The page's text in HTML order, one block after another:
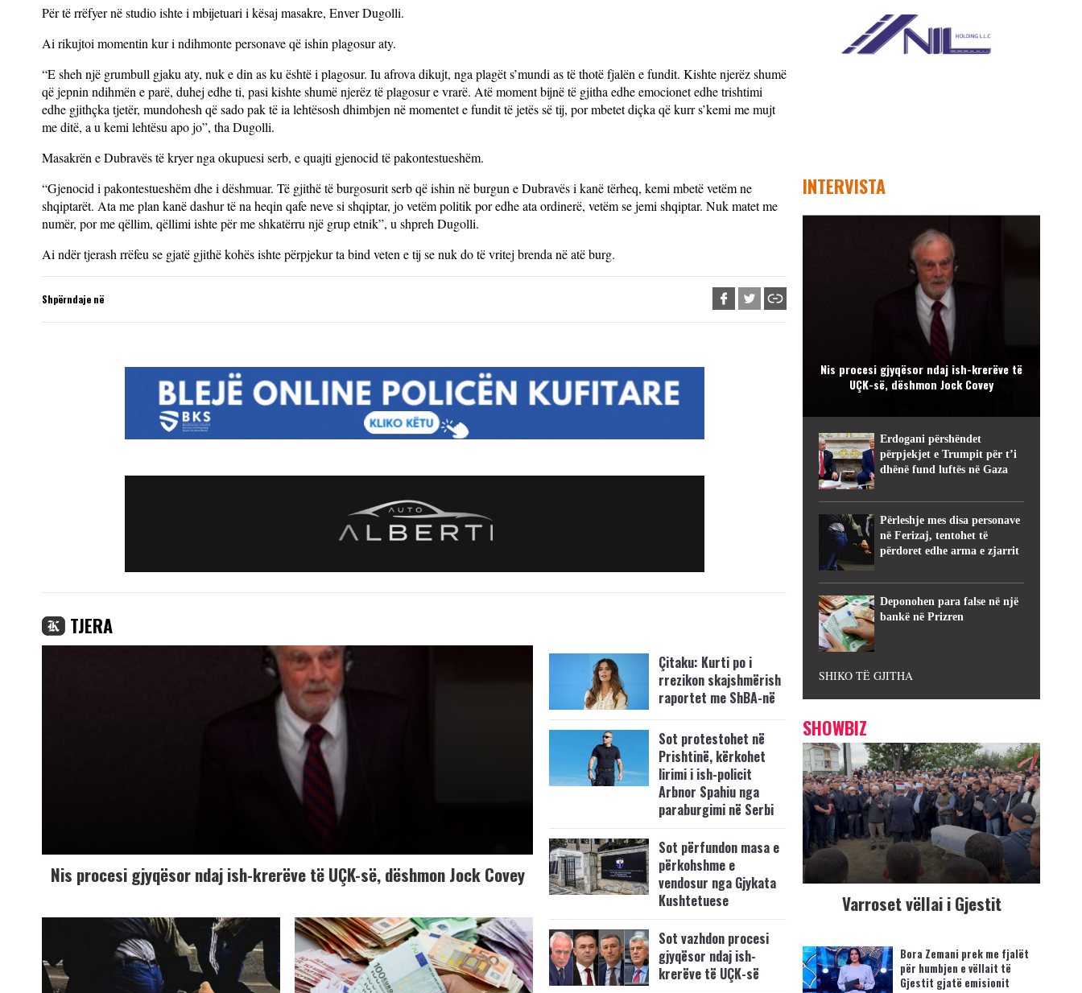
Për të rrëfyer në studio ishte i mbijetuari i kësaj masakre, Enver Dugolli.
Ai rikujtoi momentin kur i ndihmonte personave që ishin plagosur aty.
“E sheh një grumbull gjaku aty, nuk e din as ku është i plagosur. Iu afrova dikujt, nga plagët s’mundi as të thotë fjalën e fundit. Kishte njerëz shumë
që jepnin ndihmën e parë, duhej edhe ti, pasi kishte shumë njerëz të plagosur e vrarë. Atë moment bijnë të gjitha edhe emocionet edhe trishtimi
edhe gjithçka tjetër, mundohesh që sado pak të ia lehtësosh dhimbjen në momentet e fundit të jetës së tij, por mbetet diçka që kurr s’kemi me mujt
me ditë, a u kemi lehtësu apo jo”, tha Dugolli.
Masakrën e Dubravës të kryer nga okupuesi serb, e quajti gjenocid të pakontestueshëm.
“Gjenocid i pakontestueshëm dhe i dëshmuar. Të gjithë të burgosurit serb që ishin në burgun e Dubravës i kanë tërheq, kemi mbetë vetëm ne
shqiptarët. Ata me plan kanë dashur të na heqin qafe neve si shqiptar, jo vetëm politik por edhe ata ordinerë, vetëm se jemi shqiptar. Nuk matet me
numër, por me qëllim, qëllimi ishte për me shkatërru një grup etnik”, u shpreh Dugolli.
Ai ndër tjerash rrëfeu se gjatë gjithë kohës ishte përpjekur ta bind veten e tij se nuk do të vritej brenda në atë burg.
Shpërndaje në
TJERA
Nis procesi gjyqësor ndaj ish-krerëve të UÇK-së, dëshmon Jock Covey
Çitaku: Kurti po i
rrezikon skajshmërish
raportet me ShBA-në
Sot protestohet në
Prishtinë, kërkohet
lirimi i ish-policit
Arbnor Spahiu nga
paraburgimi në Serbi
Sot përfundon masa e
përkohshme e
vendosur nga Gjykata
Kushtetuese
Sot vazhdon procesi
gjyqësor ndaj ish-
krerëve të UÇK-së
INTERVISTA
Nis procesi gjyqësor ndaj ish-krerëve të
UÇK-së, dëshmon Jock Covey
Erdogani përshëndet
përpjekjet e Trumpit për t’i
dhënë fund luftës në Gaza
Përleshje mes disa personave
në Ferizaj, tentohet të
përdoret edhe arma e zjarrit
Deponohen para false në një
bankë në Prizren
SHIKO TË GJITHA
SHOWBIZ
Varroset vëllai i Gjestit
Bora Zemani prek me fjalët
për humbjen e vëllait të
Gjestit gjatë emisionit